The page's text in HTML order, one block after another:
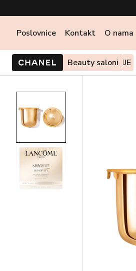
Poslovnice Kontakt O nama
Beauty saloni
PONUDE I AKCIJE